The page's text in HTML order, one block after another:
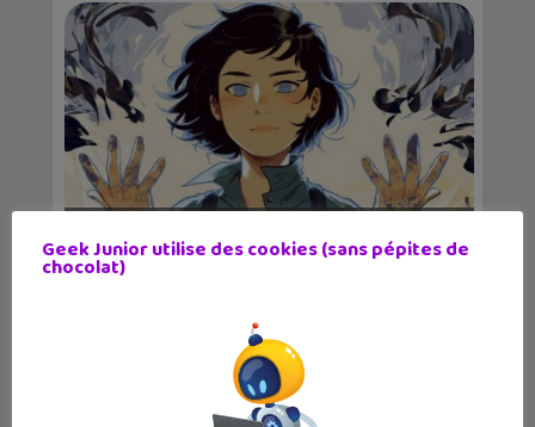
Lecture d’été 2026 #1 : Sépia – le
réveil de...
Geek Junior utilise des cookies (sans pépites de
chocolat)